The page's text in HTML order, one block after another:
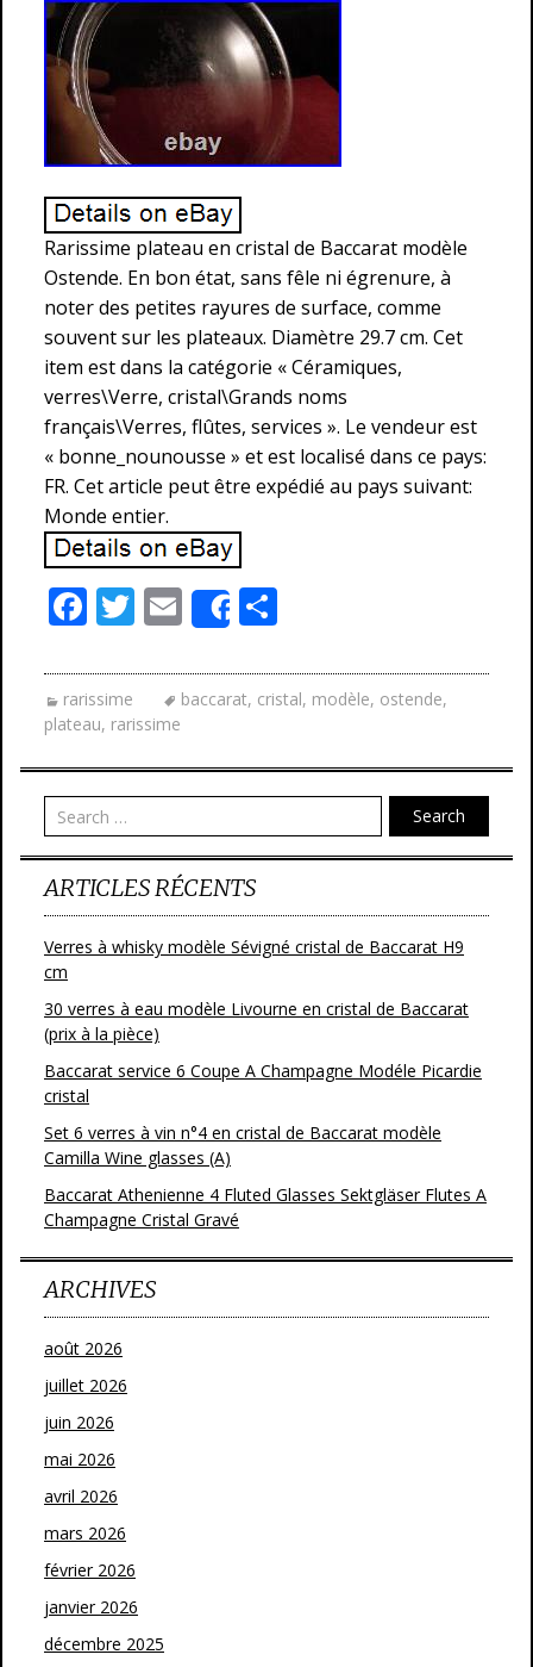
Rarissime plateau en cristal de Baccarat modèle
Ostende. En bon état, sans fêle ni égrenure, à
noter des petites rayures de surface, comme
souvent sur les plateaux. Diamètre 29.7 cm. Cet
item est dans la catégorie « Céramiques,
verres\Verre, cristal\Grands noms
français\Verres, flûtes, services ». Le vendeur est
« bonne_nounousse » et est localisé dans ce pays:
FR. Cet article peut être expédié au pays suivant:
Monde entier.
F
e
b
o
o
k
T
itt
er
E
m
ai
l
Share
ta
g
er
rarissime baccarat, cristal, modèle, ostende,
plateau, rarissime
Search
ARTICLES RÉCENTS
Verres à whisky modèle Sévigné cristal de Baccarat H9
cm
30 verres à eau modèle Livourne en cristal de Baccarat
(prix à la pièce)
Baccarat service 6 Coupe A Champagne Modéle Picardie
cristal
Set 6 verres à vin n°4 en cristal de Baccarat modèle
Camilla Wine glasses (A)
Baccarat Athenienne 4 Fluted Glasses Sektgläser Flutes A
Champagne Cristal Gravé
ARCHIVES
août 2026
juillet 2026
juin 2026
mai 2026
avril 2026
mars 2026
février 2026
janvier 2026
décembre 2025